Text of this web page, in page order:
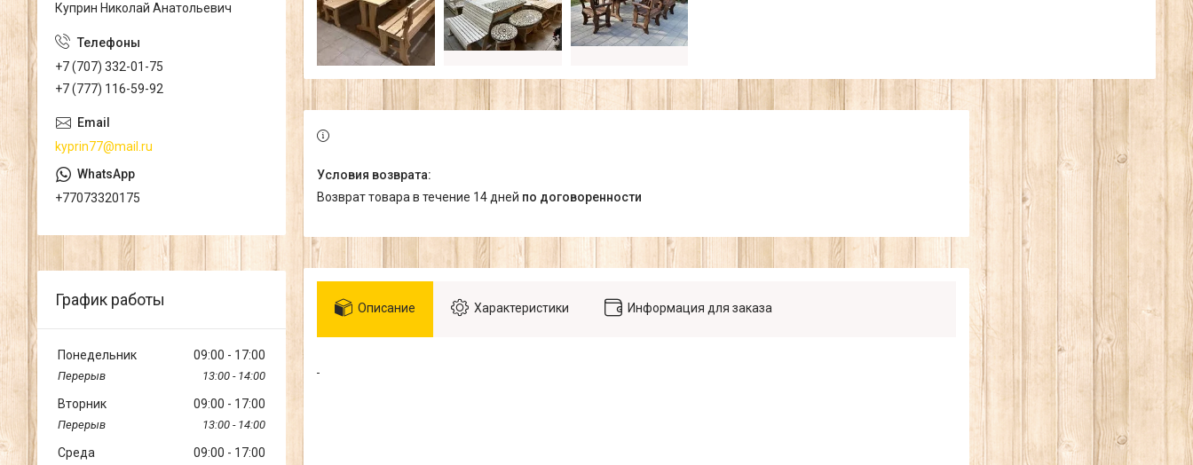
возврат товара в течение 14 дней по договоренности
Описание Характеристики Информация для заказа
Куприн Николай Анатольевич
+7 (707) 332-01-75
+7 (777) 116-59-92
kyprin77@mail.ru
+77073320175
График работы
Понедельник 09:00 17:00
13:00 14:00
Вторник 09:00 17:00
13:00 14:00
Среда 09:00 17:00